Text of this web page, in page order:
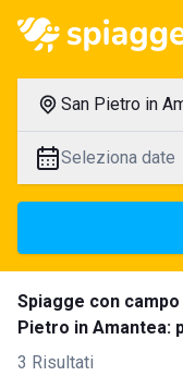
San Pietro in
Seleziona date
Spiagge con
Pietro in Amantea:
3 Risultati